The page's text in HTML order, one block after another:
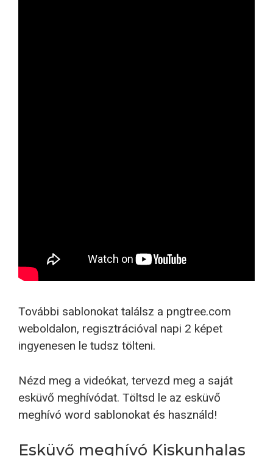
További sablonokat találsz a pngtree.com
weboldalon, regisztrációval napi 2 képet
ingyenesen le tudsz tölteni.
Nézd meg a videókat, tervezd meg a saját
esküvő meghívódat. Töltsd le az esküvő
meghívó word sablonokat és használd!
Esküvő meghívó Kiskunhalas